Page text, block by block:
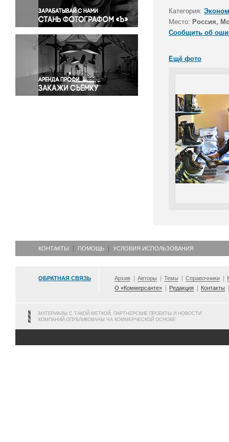
Происшествия и конфликты
Религия
Светская жизнь
Спорт
Экология
Экономика и бизнес
Категория:
Место: Россия,
Сообщить об
Ещё фото
КОНТАКТЫ ПОМОЩЬ УСЛОВИЯ ИСПОЛЬЗОВАНИЯ
ОБРАТНАЯ СВЯЗЬ Архив Авторы Темы Справочники
О «Коммерсанте»
Редакция Контакты
МАТЕРИАЛЫ С ТАКОЙ МЕТКОЙ, ПАРТНЕРСКИЕ ПРОЕКТЫ И НОВОСТИ
КОМПАНИЙ ОПУБЛИКОВАНЫ НА КОММЕРЧЕСКОЙ ОСНОВЕ